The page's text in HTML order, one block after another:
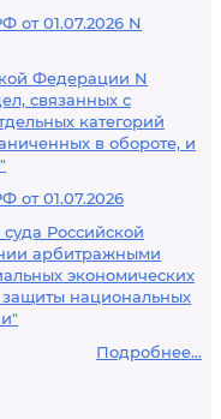
от 01.07.2026 N
Федерации N
связанных с
категорий
в обороте, и
от 01.07.2026
Российской
арбитражными
экономических
национальных
Подробнее...